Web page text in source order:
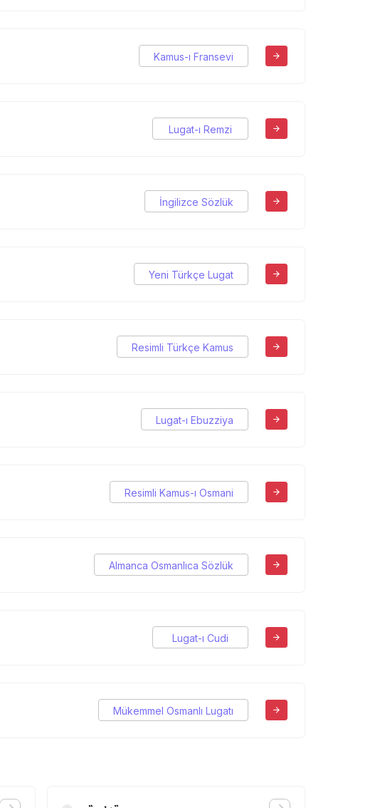
Kamus-ı Fransevi
Lugat-ı Remzi
İngilizce Sözlük
Yeni Türkçe Lugat
Resimli Türkçe Kamus
Lugat-ı Ebuzziya
Resimli Kamus-ı Osmani
Almanca Osmanlıca Sözlük
Lugat-ı Cudi
Mükemmel Osmanlı Lugatı